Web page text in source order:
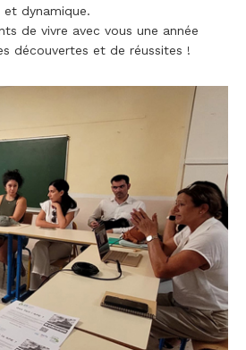
dynamique.
de vivre avec vous une année
découvertes et de réussites !